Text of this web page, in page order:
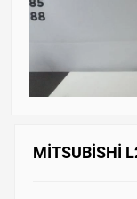
MİTSUBİSHİ